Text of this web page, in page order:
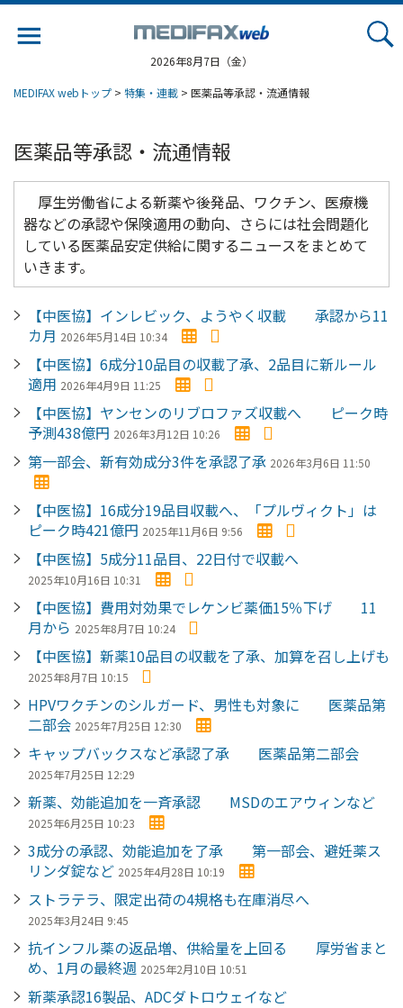
2026年8月7日（金）
MEDIFAX webトップ > 特集・連載 > 医薬品等承認・流通情報
医薬品等承認・流通情報
厚生労働省による新薬や後発品、ワクチン、医療機
器などの承認や保険適用の動向、さらには社会問題化
している医薬品安定供給に関するニュースをまとめて
いきます。
【中医協】インレビック、ようやく収載 承認から11
カ月 2026年5月14日 10:34
【中医協】6成分10品目の収載了承、2品目に新ルール
適用 2026年4月9日 11:25
【中医協】ヤンセンのリブロファズ収載へ ピーク時
予測438億円 2026年3月12日 10:26
第一部会、新有効成分3件を承認了承 2026年3月6日 11:50
【中医協】16成分19品目収載へ、「プルヴィクト」は
ピーク時421億円 2025年11月6日 9:56
【中医協】5成分11品目、22日付で収載へ
2025年10月16日 10:31
【中医協】費用対効果でレケンビ薬価15％下げ 11
月から 2025年8月7日 10:24
【中医協】新薬10品目の収載を了承、加算を召し上げも
2025年8月7日 10:15
HPVワクチンのシルガード、男性も対象に 医薬品第
二部会 2025年7月25日 12:30
キャップバックスなど承認了承 医薬品第二部会
2025年7月25日 12:29
新薬、効能追加を一斉承認 MSDのエアウィンなど
2025年6月25日 10:23
3成分の承認、効能追加を了承 第一部会、避妊薬ス
リンダ錠など 2025年4月28日 10:19
ストラテラ、限定出荷の4規格も在庫消尽へ
2025年3月24日 9:45
抗インフル薬の返品増、供給量を上回る 厚労省まと
め、1月の最終週 2025年2月10日 10:51
新薬承認16製品、ADCダトロウェイなど